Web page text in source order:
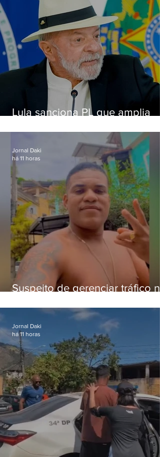
Lula sanciona PL que amplia
crianças
Suspeito de gerenciar tráfico na
foragido
Jornal Daki
há 11 horas
Jornal Daki
há 11 horas